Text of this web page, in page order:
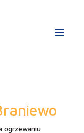
ogrzewaniu